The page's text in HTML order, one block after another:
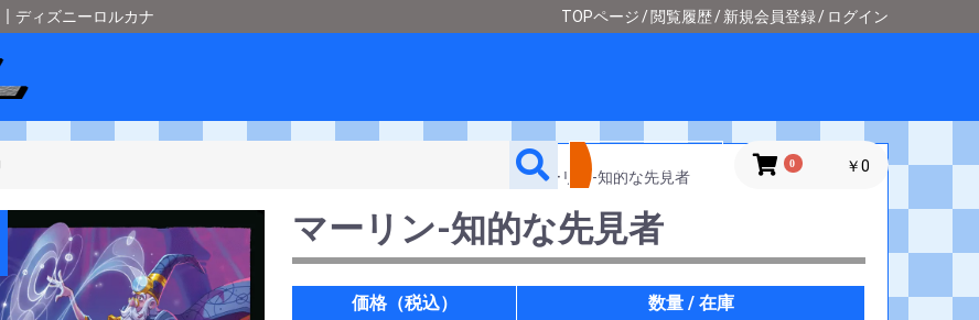
ディズニーロルカナ TOPページ 閲覧履歴 新規会員登録 ログイン
詳細検索 0 ￥0
＞マーリン-知的な先見者
マーリン-知的な先見者
価格（税込） 数量 / 在庫